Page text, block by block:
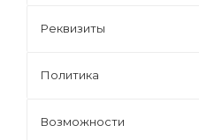
Реквизиты
Политика
Возможности